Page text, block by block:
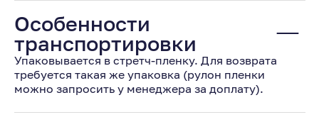
Особенности
транспортировки
Упаковывается в стретч-пленку. Для возврата
требуется такая же упаковка (рулон пленки
можно запросить у менеджера за доплату).